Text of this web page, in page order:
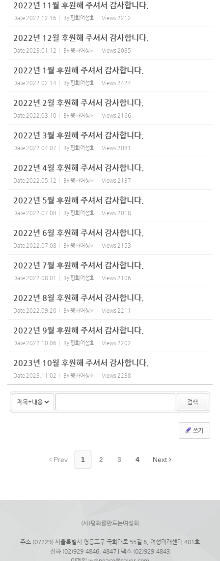
2022년 11월 후원해 주셔서 감사합니다.
Date 2022.12.16 By평화여성회 Views 2212
2022년 12월 후원해 주셔서 감사합니다.
Date 2023.01.12 By평화여성회 Views 2085
2022년 1월 후원해 주셔서 감사합니다.
Date 2022.02.14 By평화여성회 Views 2424
2022년 2월 후원해 주셔서 감사합니다.
Date 2022.03.10 By평화여성회 Views 2166
2022년 3월 후원해 주셔서 감사합니다.
Date 2022.04.07 By평화여성회 Views 2081
2022년 4월 후원해 주셔서 감사합니다.
Date 2022.05.12 By평화여성회 Views 2137
2022년 5월 후원해 주셔서 감사합니다.
Date 2022.07.08 By평화여성회 Views 2018
2022년 6월 후원해 주셔서 감사합니다.
Date 2022.07.08 By평화여성회 Views 2153
2022년 7월 후원해 주셔서 감사합니다.
Date 2022.08.01 By평화여성회 Views 2106
2022년 8월 후원해 주셔서 감사합니다.
Date 2022.09.20 By평화여성회 Views 2211
2022년 9월 후원해 주셔서 감사합니다.
Date 2022.10.06 By평화여성회 Views 2202
2023년 10월 후원해 주셔서 감사합니다.
Date 2023.11.02 By평화여성회 Views 2238
검색
쓰기
Prev 1 2 3 4 Next
(사)평화를만드는여성회
주소 (07229) 서울특별시 영등포구 국회대로 55길 6, 여성미래센터 401호
전화 (02)929-4846, 4847 | 팩스 (02)929-4843